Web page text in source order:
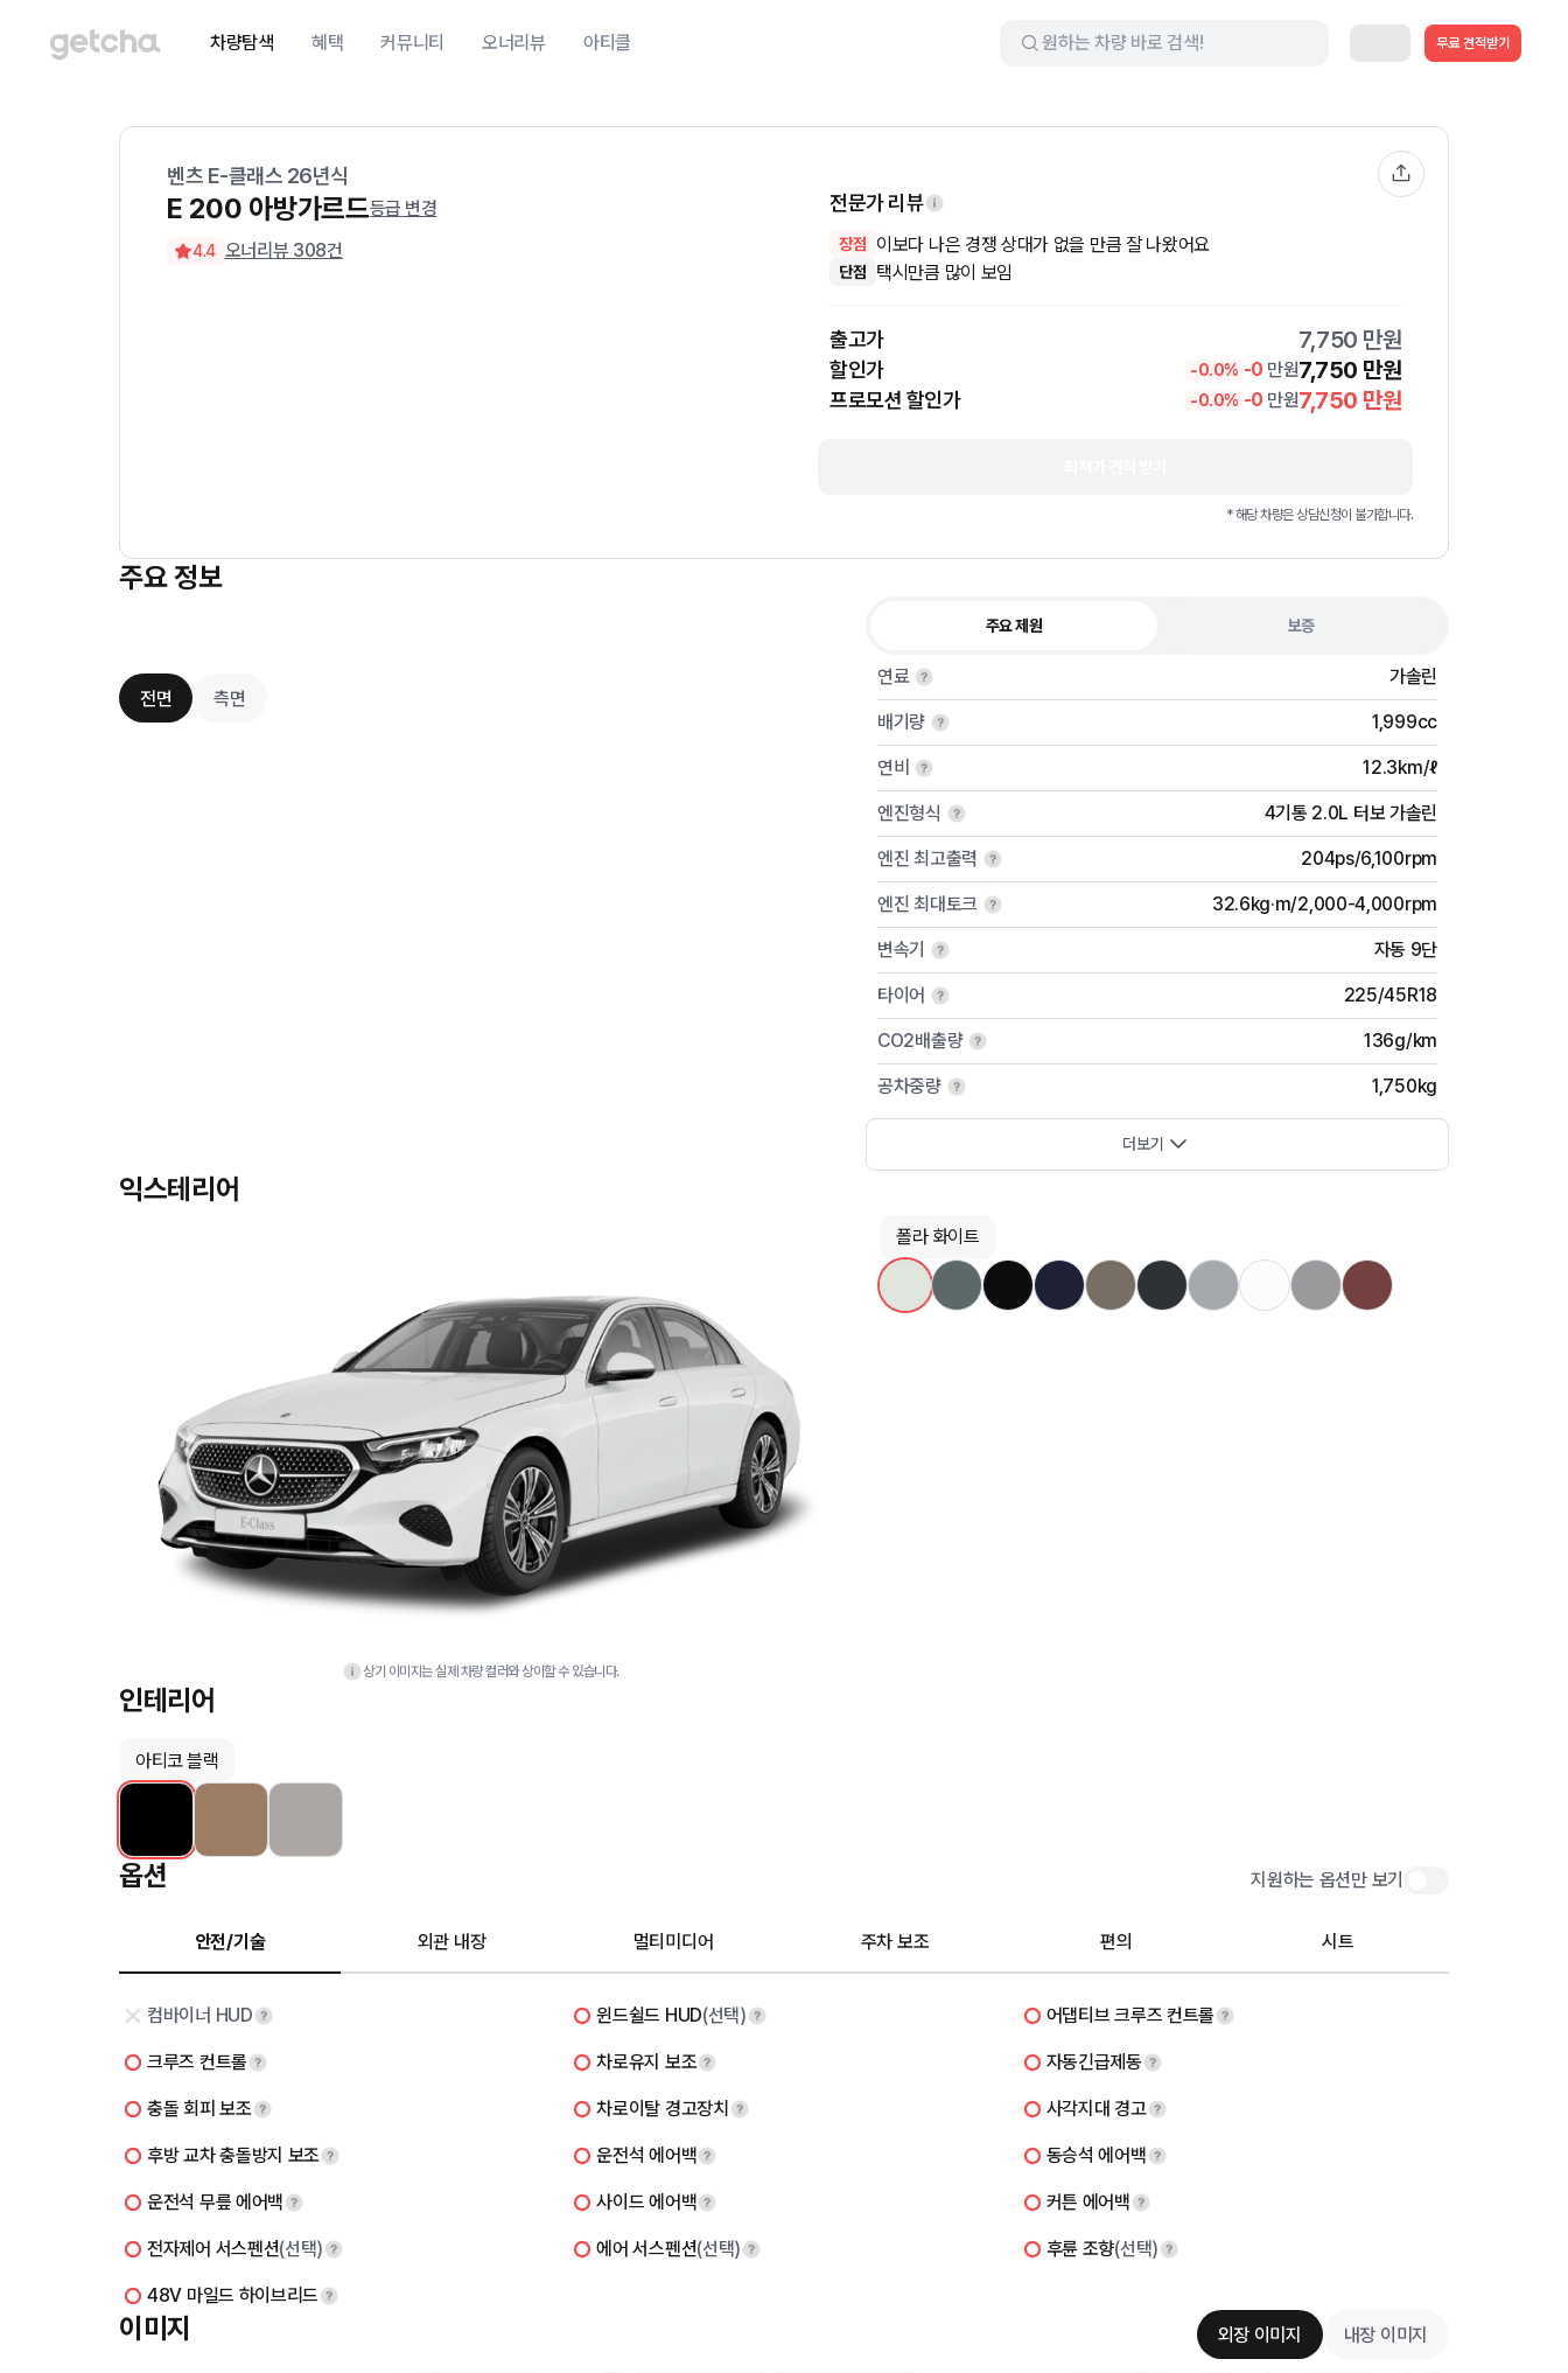
차량탐색 혜택 커뮤니티 오너리뷰 아티클 무료 견적받기
벤츠 E-클래스 26년식
E 200 아방가르드등급 변경
4.4 오너리뷰 308건
전문가 리뷰
장점 이보다 나은 경쟁 상대가 없을 만큼 잘 나왔어요
단점 택시만큼 많이 보임
출고가 7,750 만원
할인가 -0.0% -0 만원7,750 만원
프로모션 할인가 -0.0% -0 만원7,750 만원
* 해당 차량은 상담신청이 불가합니다.
주요 정보
전면 측면
주요 제원 보증
연료 가솔린
배기량 1,999cc
연비 12.3km/ℓ
엔진형식 4기통 2.0L 터보 가솔린
엔진 최고출력 204ps/6,100rpm
엔진 최대토크 32.6kg·m/2,000-4,000rpm
변속기 자동 9단
타이어 225/45R18
CO2배출량 136g/km
공차중량 1,750kg
더보기
익스테리어
상기 이미지는 실제 차량 컬러와 상이할 수 있습니다.
폴라 화이트
인테리어
아티코 블랙
옵션 지원하는 옵션만 보기
안전/기술 외관 내장 멀티미디어 주차 보조 편의 시트
컴바이너 HUD 윈드쉴드 HUD(선택) 어댑티브 크루즈 컨트롤
크루즈 컨트롤 차로유지 보조 자동긴급제동
충돌 회피 보조 차로이탈 경고장치 사각지대 경고
후방 교차 충돌방지 보조 운전석 에어백 동승석 에어백
운전석 무릎 에어백 사이드 에어백 커튼 에어백
전자제어 서스펜션(선택) 에어 서스펜션(선택) 후륜 조향(선택)
48V 마일드 하이브리드
이미지 외장 이미지 내장 이미지